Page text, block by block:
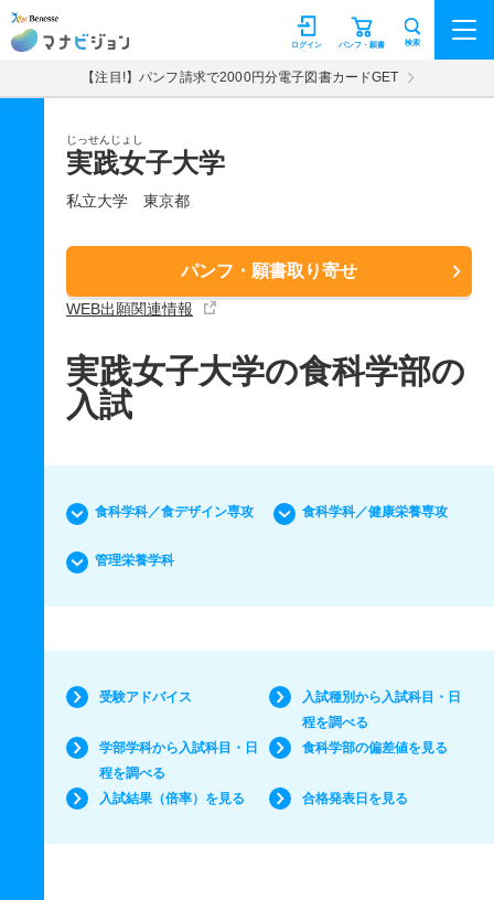
マナビジョン パンフ・願書
ログイン 検索
【注目!】パンフ請求で2000円分電子図書カードGET
じっせんじょし
実践女子大学
私立大学 東京都
パンフ・願書取り寄せ
WEB出願関連情報
実践女子大学の食科学部の
入試
食科学科／食デザイン専攻 食科学科／健康栄養専攻
管理栄養学科
受験アドバイス
入試種別から入試科目・日
程を調べる
学部学科から入試科目・日
程を調べる
食科学部の偏差値を見る
入試結果（倍率）を見る 合格発表日を見る